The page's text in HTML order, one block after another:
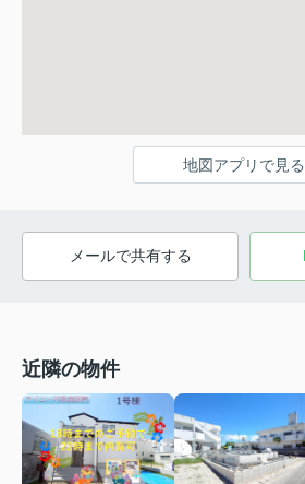
地図アプリで見る
メールで共有する
近隣の物件